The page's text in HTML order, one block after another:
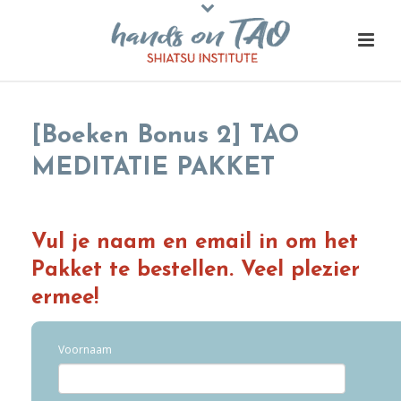
[Boeken Bonus 2] TAO
MEDITATIE PAKKET
Vul je naam en email in om het
Pakket te bestellen. Veel plezier
ermee!
Voornaam